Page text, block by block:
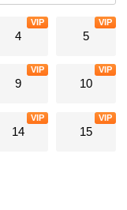
时异人病重不治，嬴政
吕的权利过大而把他流
初一样重会洛阳。
4
VIP
5
VIP
9
VIP
10
VIP
14
VIP
15
VIP